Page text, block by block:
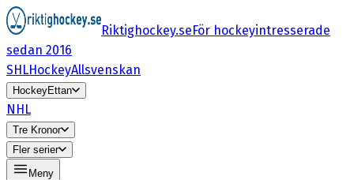
Riktighockey.seFör hockeyintresserade
sedan 2016
SHLHockeyAllsvenskan
HockeyEttan
NHL
Tre Kronor
Fler serier
Meny